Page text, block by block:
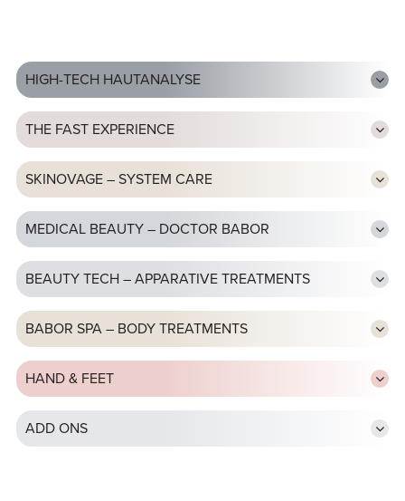
HIGH-TECH HAUTANALYSE
THE FAST EXPERIENCE
SKINOVAGE – SYSTEM CARE
MEDICAL BEAUTY – DOCTOR BABOR
BEAUTY TECH – APPARATIVE TREATMENTS
BABOR SPA – BODY TREATMENTS
HAND & FEET
ADD ONS